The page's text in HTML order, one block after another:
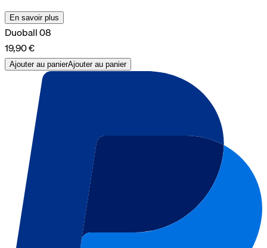
En savoir plus
Duoball 08
19,90 €
Ajouter au panierAjouter au panier